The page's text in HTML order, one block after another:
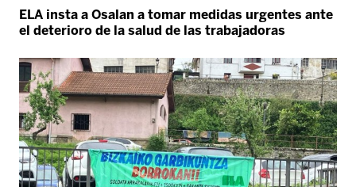
ELA insta a Osalan a tomar medidas urgentes ante
el deterioro de la salud de las trabajadoras